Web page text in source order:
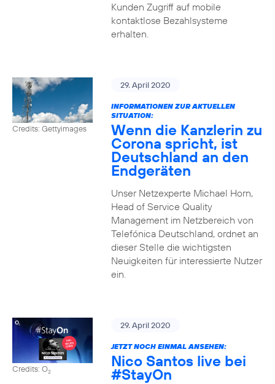
Kunden Zugriff auf mobile
kontaktlose Bezahlsysteme
erhalten.
Credits: Gettyimages
29. April 2020
INFORMATIONEN ZUR AKTUELLEN
SITUATION:
Wenn die Kanzlerin zu
Corona spricht, ist
Deutschland an den
Endgeräten
Unser Netzexperte Michael Horn,
Head of Service Quality
Management im Netzbereich von
Telefónica Deutschland, ordnet an
dieser Stelle die wichtigsten
Neuigkeiten für interessierte Nutzer
ein.
Credits: O2
29. April 2020
JETZT NOCH EINMAL ANSEHEN:
Nico Santos live bei
#StayOn